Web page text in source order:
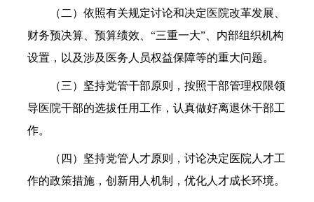
（二）依照有关规定讨论和决定医院改革发展、
财务预决算、预算绩效、“三重一大”、内部组织机构
设置，以及涉及医务人员权益保障等的重大问题。
（三）坚持党管干部原则，按照干部管理权限领
导医院干部的选拔任用工作，认真做好离退休干部工
作。
（四）坚持党管人才原则，讨论决定医院人才工
作的政策措施，创新用人机制，优化人才成长环境。